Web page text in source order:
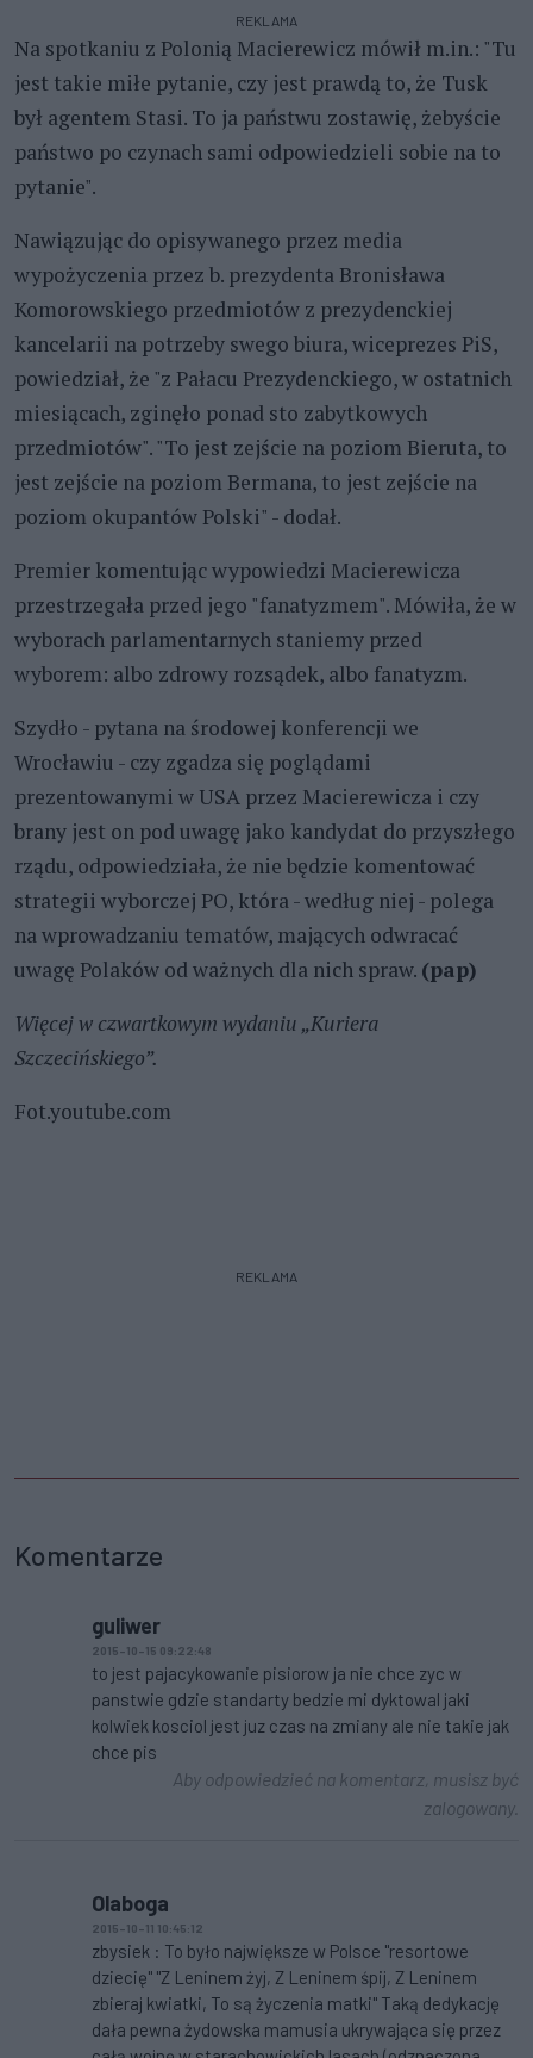
REKLAMA
Na spotkaniu z Polonią Macierewicz mówił m.in.: "Tu
jest takie miłe pytanie, czy jest prawdą to, że Tusk
był agentem Stasi. To ja państwu zostawię, żebyście
państwo po czynach sami odpowiedzieli sobie na to
pytanie".
Nawiązując do opisywanego przez media
wypożyczenia przez b. prezydenta Bronisława
Komorowskiego przedmiotów z prezydenckiej
kancelarii na potrzeby swego biura, wiceprezes PiS,
powiedział, że "z Pałacu Prezydenckiego, w ostatnich
miesiącach, zginęło ponad sto zabytkowych
przedmiotów". "To jest zejście na poziom Bieruta, to
jest zejście na poziom Bermana, to jest zejście na
poziom okupantów Polski" - dodał.
Premier komentując wypowiedzi Macierewicza
przestrzegała przed jego "fanatyzmem". Mówiła, że w
wyborach parlamentarnych staniemy przed
wyborem: albo zdrowy rozsądek, albo fanatyzm.
Szydło - pytana na środowej konferencji we
Wrocławiu - czy zgadza się poglądami
prezentowanymi w USA przez Macierewicza i czy
brany jest on pod uwagę jako kandydat do przyszłego
rządu, odpowiedziała, że nie będzie komentować
strategii wyborczej PO, która - według niej - polega
na wprowadzaniu tematów, mających odwracać
uwagę Polaków od ważnych dla nich spraw. (pap)
Więcej w czwartkowym wydaniu „Kuriera
Szczecińskiego”.
Fot.youtube.com
REKLAMA
Komentarze
guliwer
2015-10-15 09:22:48
to jest pajacykowanie pisiorow ja nie chce zyc w
panstwie gdzie standarty bedzie mi dyktowal jaki
kolwiek kosciol jest juz czas na zmiany ale nie takie jak
chce pis
Aby odpowiedzieć na komentarz, musisz być
zalogowany.
Olaboga
2015-10-11 10:45:12
zbysiek : To było największe w Polsce "resortowe
dziecię" "Z Leninem żyj, Z Leninem śpij, Z Leninem
zbieraj kwiatki, To są życzenia matki" Taką dedykację
dała pewna żydowska mamusia ukrywająca się przez